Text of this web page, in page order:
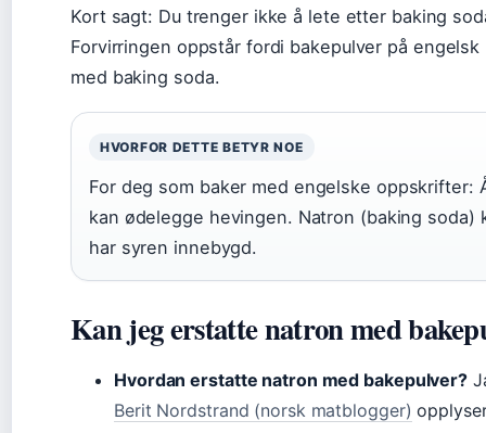
Kort sagt: Du trenger ikke å lete etter baking
Forvirringen oppstår fordi bakepulver på
med baking soda.
HVORFOR DETTE BETYR NOE
For deg som baker med engelske oppskrifter:
kan ødelegge hevingen. Natron (baking
har syren innebygd.
Kan jeg erstatte natron med
Hvordan erstatte natron med bakepulver?
Berit Nordstrand (norsk matblogger)